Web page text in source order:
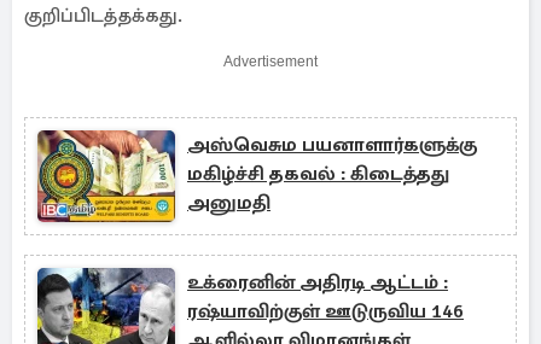
குறிப்பிடத்தக்கது.
Advertisement
அஸ்வெசும பயனாளார்களுக்கு
மகிழ்ச்சி தகவல் : கிடைத்தது
அனுமதி
உக்ரைனின் அதிரடி ஆட்டம் :
ரஷ்யாவிற்குள் ஊடுருவிய 146